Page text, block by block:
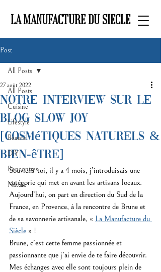
LA MANUFACTURE DU SIECLE
Post
All Posts
Cuisine
Lifestyle
Beauté
DIY
Rencontres
Nature
All Posts
Notre interview sur le
blog Slow Joy
[cosmétiques naturels &
bien-être]
27 août 2022
Souviens-toi, il y a 4 mois, j’introduisais une
catégorie qui met en avant les artisans locaux.
Aujourd’hui, on part en direction du Sud de la
France, en Provence, à la rencontre de Brune et
de sa savonnerie artisanale, « La Manufacture du
Siècle » !
Brune, c’est cette femme passionnée et
passionnante que j’ai envie de te faire découvrir.
Mes échanges avec elle sont toujours plein de